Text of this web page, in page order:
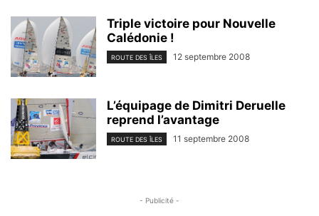
Triple victoire pour Nouvelle
Calédonie !
ROUTE DES ÎLES 12 septembre 2008
L’équipage de Dimitri Deruelle
reprend l’avantage
ROUTE DES ÎLES 11 septembre 2008
- Publicité -